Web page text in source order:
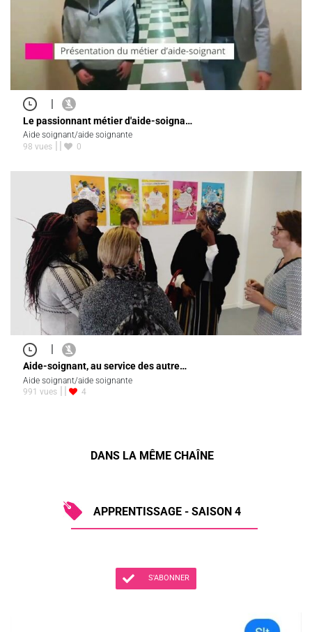
|
Le passionnant métier d'aide-soigna…
Aide soignant/aide soignante
98 vues
0
|
Aide-soignant, au service des autre…
Aide soignant/aide soignante
991 vues
4
DANS LA MÊME CHAÎNE
APPRENTISSAGE - SAISON 4
S'ABONNER